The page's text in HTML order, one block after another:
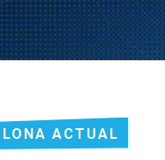
ACTUAL